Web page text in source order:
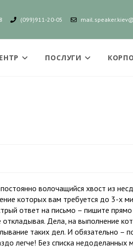
(099)911-20-05
ПОСЛУГИ
волочащийся хвост из
которых вам требуется до 3-х
ответ на письмо – пишите прямо
откладывая. Дела, на выполнение
таких дел. И обязательно –
легче! Без списка недоделанных